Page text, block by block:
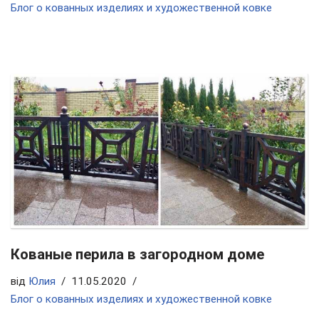
Блог о кованных изделиях и художественной ковке
Кованые перила в загородном доме
від Юлия
11.05.2020
Блог о кованных изделиях и художественной ковке